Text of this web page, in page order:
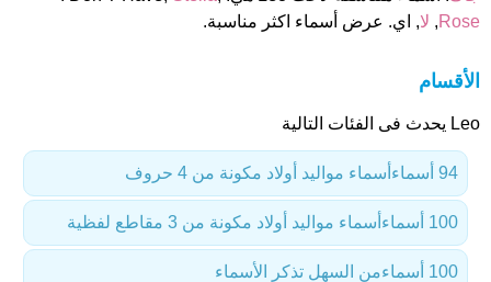
Rose
, لا, اي. عرض أسماء اكثر مناسبة.
الأقسام
Leo يحدث فى الفئات التالية
أسماء مواليد أولاد مكونة من 4 حروف 94 أسماء
أسماء مواليد أولاد مكونة من 3 مقاطع لفظية 100 أسماء
من السهل تذكر الأسماء 100 أسماء